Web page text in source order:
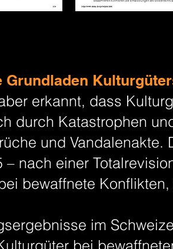
Grundladen
erkannt, dass
durch Katastrophen
und
– nach einer
bewaffnete
im
bei